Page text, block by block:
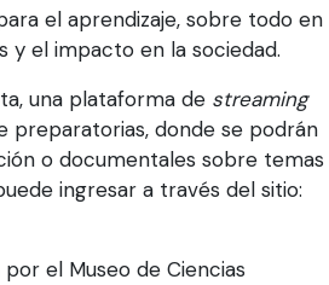
el aprendizaje, sobre todo en
y el impacto en la sociedad.
una plataforma de streaming
preparatorias, donde se podrán
o documentales sobre temas
ingresar a través del sitio:
el Museo de Ciencias